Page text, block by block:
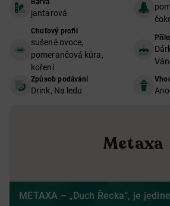
jantarová
Chuťový profil
sušené ovoce,
pomerančová kůra,
koření
Způsob podávání
Drink, Na ledu Ano
Metaxa
METAXA – „Duch Řecka“, je